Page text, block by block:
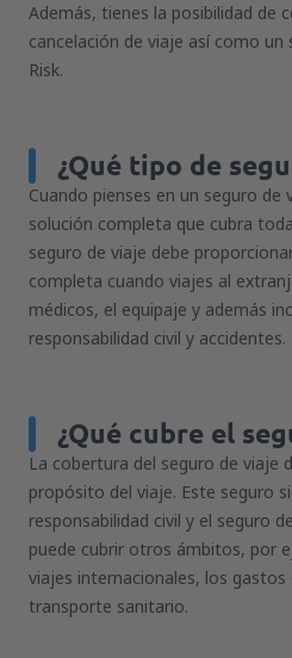
Además, tienes la posibilidad de
cancelación de viaje así como un
Risk.
¿Qué tipo de
Cuando pienses en un seguro de
solución completa que cubra
seguro de viaje debe
completa cuando viajes al
médicos, el equipaje y además
responsabilidad civil y accidentes.
¿Qué cubre el
La cobertura del seguro de viaje
propósito del viaje. Este seguro
responsabilidad civil y el seguro
puede cubrir otros ámbitos, por
viajes internacionales, los
transporte sanitario.